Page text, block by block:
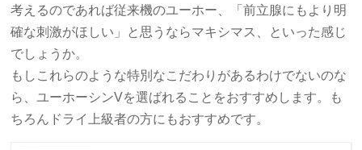
考えるのであれば従来機のユーホー、「前立腺にもより明
確な刺激がほしい」と思うならマキシマス、といった感じ
でしょうか。
もしこれらのような特別なこだわりがあるわけでないのな
ら、ユーホーシンVを選ばれることをおすすめします。も
ちろんドライ上級者の方にもおすすめです。